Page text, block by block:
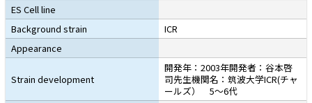
ES Cell line
Background strain
ICR
Appearance
Strain development
開発年：2003年開発者：谷本啓
司先生機関名：筑波大学ICR(チャ
ールズ） 5〜6代